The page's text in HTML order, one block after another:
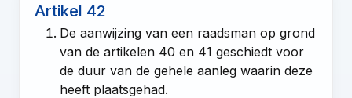
Artikel 42
De aanwijzing van een raadsman op grond
van deartikelen 40 en 41 geschiedt voor
de duur van de gehele aanleg waarin deze
heeft plaatsgehad.